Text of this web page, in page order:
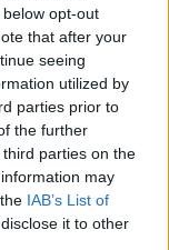
opt-out
that after your
seeing
utilized by
parties prior to
the further
parties on the
may
IAB’s List of
it to other